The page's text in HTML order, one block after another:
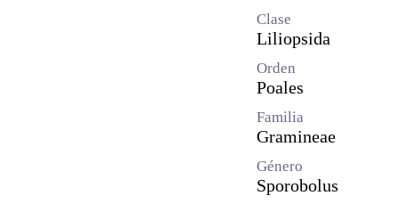
Clase
Liliopsida
Orden
Poales
Familia
Gramineae
Género
Sporobolus